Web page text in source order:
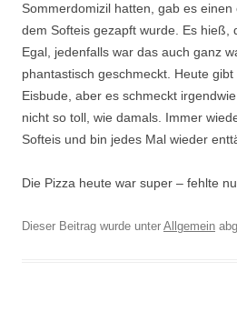
Sommerdomizil hatten, gab es einen
dem Softeis gezapft wurde. Es hieß,
Egal, jedenfalls war das auch ganz
phantastisch geschmeckt. Heute
Eisbude, aber es schmeckt
nicht so toll, wie damals. Immer
Softeis und bin jedes Mal wieder
Die Pizza heute war super – fehlte
Dieser Beitrag wurde unter Allgemein